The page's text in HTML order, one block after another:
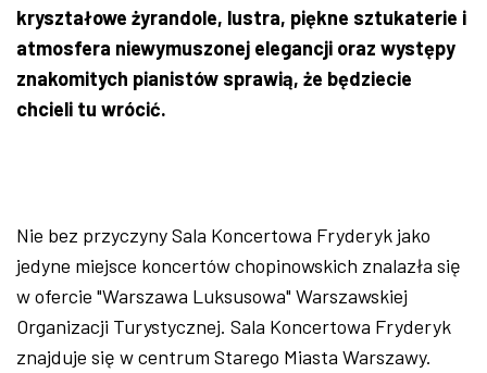
kryształowe żyrandole, lustra, piękne sztukaterie i
atmosfera niewymuszonej elegancji oraz występy
znakomitych pianistów sprawią, że będziecie
chcieli tu wrócić.
Nie bez przyczyny Sala Koncertowa Fryderyk jako
jedyne miejsce koncertów chopinowskich znalazła się
w ofercie "Warszawa Luksusowa" Warszawskiej
Organizacji Turystycznej. Sala Koncertowa Fryderyk
znajduje się w centrum Starego Miasta Warszawy.